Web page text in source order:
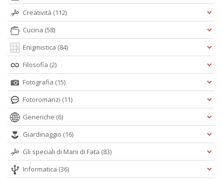
Creatività (112)
Cucina (58)
Enigmistica (84)
Filosofia (2)
Fotografia (15)
Fotoromanzi (11)
Generiche (6)
Giardinaggio (16)
Gli speciali di Mani di Fata (83)
Informatica (36)